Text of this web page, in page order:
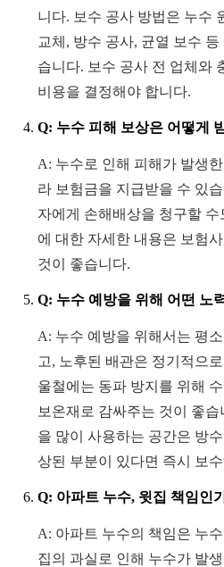
니다. 보수 공사 방법은 누수
교체, 방수 공사, 균열 보수
습니다. 보수 공사 전 업체와
비용을 결정해야 합니다.
Q: 누수 피해 보상은 어떻게
A: 누수로 인해 피해가 발생
라 보험금을 지급받을 수 있
자에게 손해배상을 청구할
에 대한 자세한 내용은 보험
것이 좋습니다.
Q: 누수 예방을 위해 어떤 노
A: 누수 예방을 위해서는 평
고, 노후된 배관은 정기적으
울철에는 동파 방지를 위해
보온재로 감싸주는 것이 좋
을 많이 사용하는 공간은 방
상된 부분이 있다면 즉시 보
Q: 아파트 누수, 윗집 책임인
A: 아파트 누수의 책임은 누
집의 과실로 인해 누수가 발